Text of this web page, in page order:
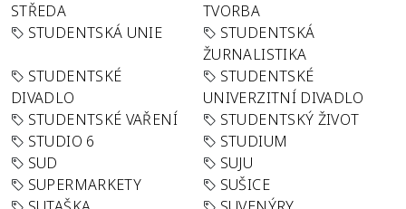
STŘEDA
TVORBA
STUDENTSKÁ UNIE
STUDENTSKÁ
ŽURNALISTIKA
STUDENTSKÉ
DIVADLO
STUDENTSKÉ
UNIVERZITNÍ DIVADLO
STUDENTSKÉ VAŘENÍ
STUDENTSKÝ ŽIVOT
STUDIO 6
STUDIUM
SUD
SUJU
SUPERMARKETY
SUŠICE